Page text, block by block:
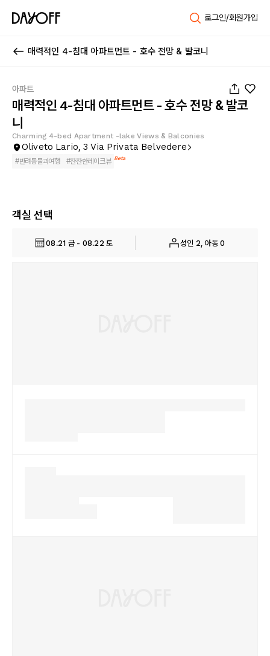
로그인/회원가입
매력적인 4-침대 아파트먼트 - 호수 전망 & 발코니
아파트
매력적인 4-침대 아파트먼트 - 호수 전망 & 발코
니
Charming 4-bed Apartment -lake Views & Balconies
Oliveto Lario, 3 Via Privata Belvedere
#반려동물과여행 #잔잔한레이크뷰 Beta
객실 선택
08.21 금 - 08.22 토 성인 2, 아동 0